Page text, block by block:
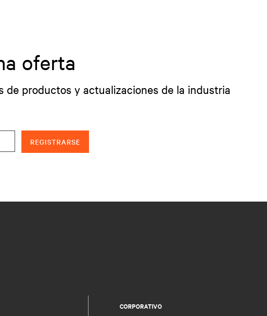
oferta
de productos y actualizaciones de la industria
REGISTRARSE
CORPORATIVO